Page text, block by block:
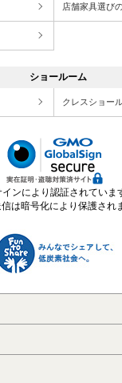
店舗家具選び
ショールーム
クレスショー
ンにより認証されていま
は暗号化により保護され